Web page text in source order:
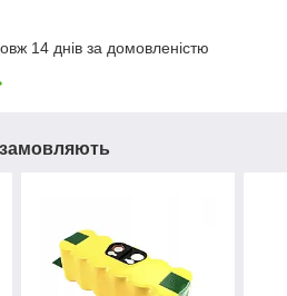
14 днів за домовленістю